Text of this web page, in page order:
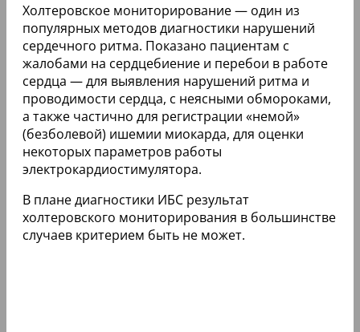
Холтеровское мониторирование — один из
популярных методов диагностики нарушений
сердечного ритма. Показано пациентам с
жалобами на сердцебиение и перебои в работе
сердца — для выявления нарушений ритма и
проводимости сердца, с неясными обмороками,
а также частично для регистрации «немой»
(безболевой) ишемии миокарда, для оценки
некоторых параметров работы
электрокардиостимулятора.
В плане диагностики ИБС результат
холтеровского мониторирования в большинстве
случаев критерием быть не может.